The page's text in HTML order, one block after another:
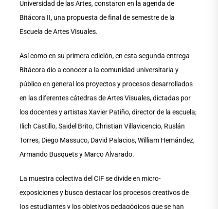
Universidad de las Artes, constaron en la agenda de
Bitácora II, una propuesta de final de semestre de la
Escuela de Artes Visuales.
Así como en su primera edición, en esta segunda entrega
Bitácora dio a conocer a la comunidad universitaria y
público en general los proyectos y procesos desarrollados
en las diferentes cátedras de Artes Visuales, dictadas por
los docentes y artistas Xavier Patiño, director de la escuela;
Ilich Castillo, Saidel Brito, Christian Villavicencio, Ruslán
Torres, Diego Massuco, David Palacios, William Hemández,
Armando Busquets y Marco Alvarado.
La muestra colectiva del CIF se divide en micro-
exposiciones y busca destacar los procesos creativos de
Ios estudiantes y los objetivos pedagógicos que se han